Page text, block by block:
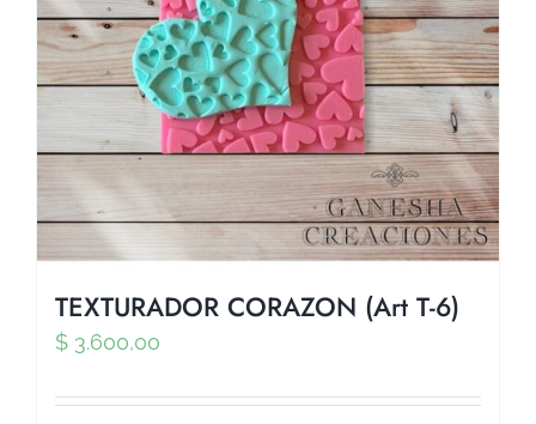
TEXTURADOR CORAZON (Art T-6)
$ 3.600,00